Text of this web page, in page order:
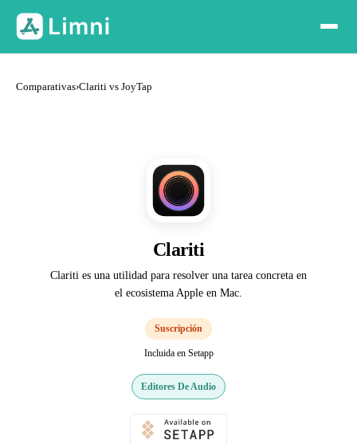
Comparativas›Clariti vs JoyTap
Clariti
Clariti es una utilidad para resolver una tarea concreta en
el ecosistema Apple en Mac.
Suscripción
Incluida en Setapp
Editores De Audio